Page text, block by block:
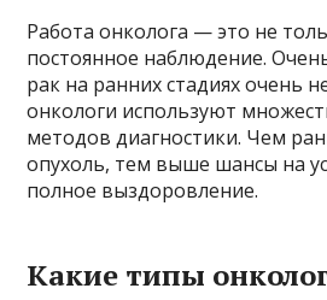
Работа онколога — это не
постоянное наблюдение.
рак на ранних стадиях очень
онкологи используют
методов диагностики. Чем
опухоль, тем выше шансы на
полное выздоровление.
Какие типы